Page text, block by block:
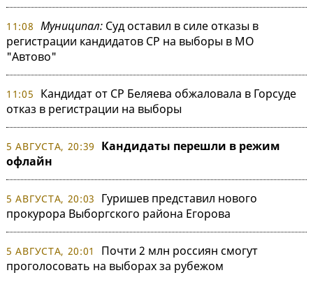
11:08 Муниципал:Суд оставил в силе отказы в
регистрации кандидатов СР на выборы в МО
"Автово"
11:05
Кандидат от СР Беляева обжаловала в Горсуде
отказ в регистрации на выборы
5 АВГУСТА, 20:39
Кандидаты перешли в режим
офлайн
5 АВГУСТА, 20:03
Гуришев представил нового
прокурора Выборгского района Егорова
5 АВГУСТА, 20:01
Почти 2 млн россиян смогут
проголосовать на выборах за рубежом